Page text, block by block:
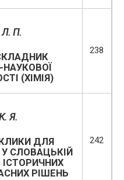
Л. П.
(ХІМІЯ)
238
Я.
ДЛЯ
СЛОВАЦЬКІЙ
ІСТОРИЧНИХ
РІШЕНЬ
242